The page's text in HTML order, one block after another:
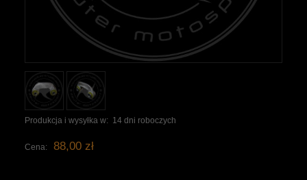
Produkcja i wysyłka w: 14 dni roboczych
Cena: 88,00 zł